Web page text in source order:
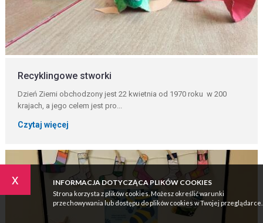
x INFORMACJA DOTYCZĄCA PLIKÓW COOKIES
Strona korzysta z plików cookies. Możesz określić warunki
przechowywania lub dostępu do plików cookies w Twojej przeglądarce.
Recyklingowe stworki
Dzień Ziemi obchodzony jest 22 kwietnia od 1970 roku w 200
krajach, a jego celem jest pro...
Czytaj więcej